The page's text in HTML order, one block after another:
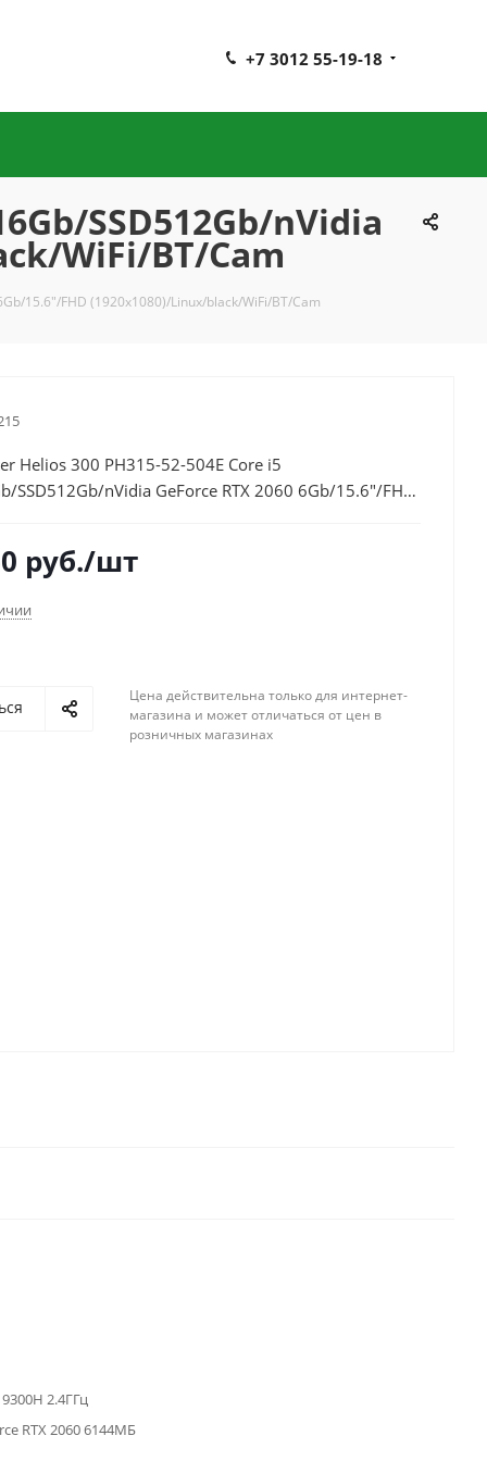
+7 3012 55-19-18
SSD512Gb/nVidia
WiFi/BT/Cam
15.6"/FHD (1920x1080)/Linux/black/WiFi/BT/Cam
Helios 300 PH315-52-504E Core i5
SSD512Gb/nVidia GeForce RTX 2060 6Gb/15.6"/FHD
руб./шт
Цена действительна только для интернет-
магазина и может отличаться от цен в
розничных магазинах
2.4ГГц
RTX 2060 6144МБ